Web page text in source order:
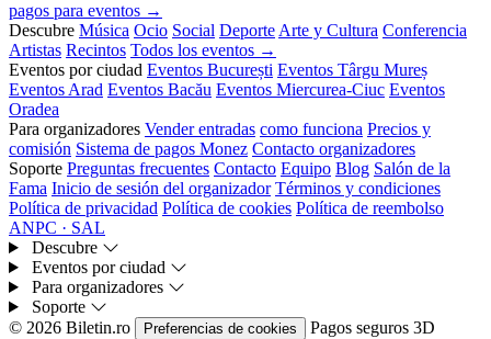
pagos para eventos →
Descubre Música Ocio Social Deporte Arte y Cultura Conferencia
Artistas Recintos Todos los eventos →
Eventos por ciudad Eventos București Eventos Târgu Mureș
Eventos Arad Eventos Bacău Eventos Miercurea-Ciuc Eventos
Oradea
Para organizadores Vender entradas como funciona Precios y
comisión Sistema de pagos Monez Contacto organizadores
Soporte Preguntas frecuentes Contacto Equipo Blog Salón de la
Fama Inicio de sesión del organizador Términos y condiciones
Política de privacidad Política de cookies Política de reembolso
ANPC · SAL
Descubre
Eventos por ciudad
Para organizadores
Soporte
© 2026 Biletin.ro
Preferencias de cookies Pagos seguros 3D